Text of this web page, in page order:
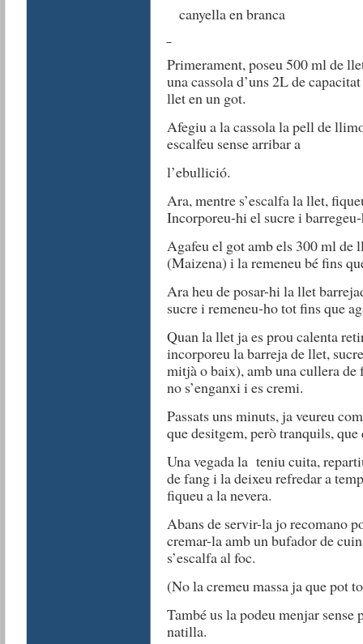
canyella en branca
Primerament, poseu 500 ml de
una cassola d’uns 2L de
llet en un got.
Afegiu a la cassola la pell de
escalfeu sense arribar a
l’ebullició.
Ara, mentre s’escalfa la llet,
Incorporeu-hi el sucre i
Agafeu el got amb els 300 ml
(Maizena) i la remeneu bé fins
Ara heu de posar-hi la llet
sucre i remeneu-ho tot fins que
Quan la llet ja es prou calenta
incorporeu la barreja de llet,
mitjà o baix), amb una cullera de
no s’enganxi i es cremi.
Passats uns minuts, ja veureu
que desitgem, però tranquils,
Una vegada la teniu cuita,
de fang i la deixeu refredar a
fiqueu a la nevera.
Abans de servir-la jo recomano
cremar-la amb un bufador de
s’escalfa al foc.
(No la cremeu massa ja que pot
També us la podeu menjar sense
natilla.